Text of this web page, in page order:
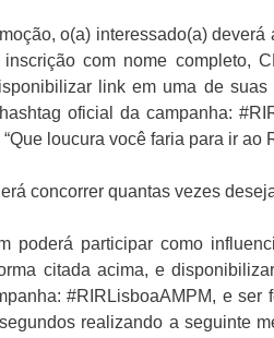
o(a) interessado(a)
com nome completo,
link em uma de
oficial da campanha:
loucura você faria para ir ao
concorrer quantas vezes
poderá participar como
citada acima, e
#RIRLisboaAMPM, e
realizando a seguinte